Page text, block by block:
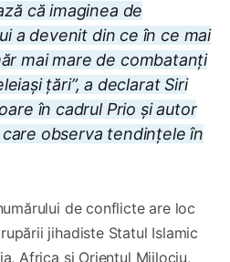
că imaginea de
a devenit din ce în ce mai
mai mare de combatanți
țări”, a declarat Siri
în cadrul Prio și autor
observa tendințele în
de conflicte are loc
jihadiste Statul Islamic
Africa şi Orientul Mijlociu,